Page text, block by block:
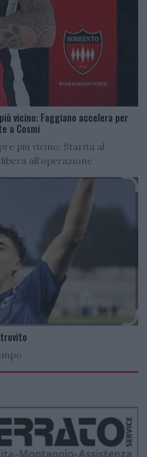
vicino: Faggiano accelera per
a Cosmi
più vicino: Starita al
all’operazione